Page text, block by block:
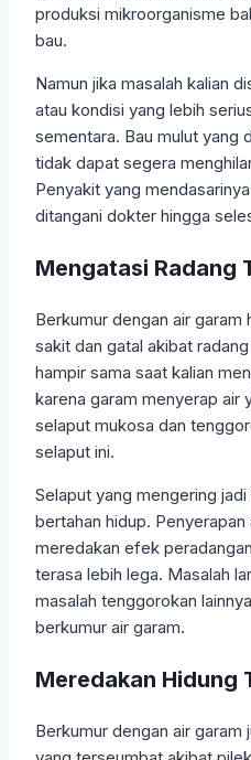
produksi mikroorganisme
bau.
Namun jika masalah kalian
atau kondisi yang lebih
sementara. Bau mulut yang
tidak dapat segera
Penyakit yang
ditangani dokter hingga
Mengatasi Radang
Berkumur dengan air
sakit dan gatal akibat
hampir sama saat kalian
karena garam menyerap air
selaput mukosa dan
selaput ini.
Selaput yang mengering
bertahan hidup.
meredakan efek
terasa lebih lega. Masalah
masalah tenggorokan
berkumur air garam.
Meredakan Hidung
Berkumur dengan air garam